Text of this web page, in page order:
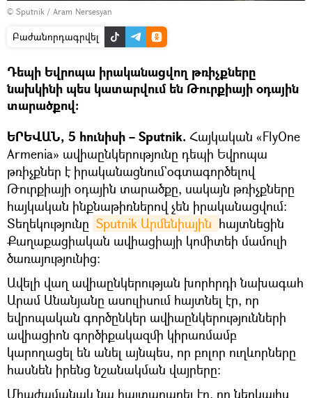
© Sputnik / Aram Nersesyan
Բաժանորդագրվել
Դեպի Եվրոպա իրականացվող թռիչքները
նախկինի պես կատարվում են Թուրքիայի օդային
տարածքով։
ԵՐԵՎԱՆ, 5 հունիսի – Sputnik. Հայկական «FlyOne
Armenia» ավիաընկերությունը դեպի Եվրոպա
թռիչքներ է իրականացնում`օգտագործելով
Թուրքիայի օդային տարածքը, սակայն թռիչքները
հայկական ինքնաթիռներով չեն իրականացվում։
Տեղեկությունը Sputnik Արմենիային հայտնեցին
Քաղաքացիական ավիացիայի կոմիտեի մամուլի
ծառայությունից։
Ավելի վաղ ավիաընկերության խորհրդի նախագահ
Արամ Անանյանը ասուլիսում հայտնել էր, որ
եվրոպական գործընկեր ավիաընկերությունների
ավիացիոն գործիքակազմի կիրառմամբ
կարողացել են անել այնպես, որ բոլոր ուղևորները
հասնեն իրենց նշանակման վայրերը։
Միաժամանակ նա հայտարարել էր, որ ներկայիս